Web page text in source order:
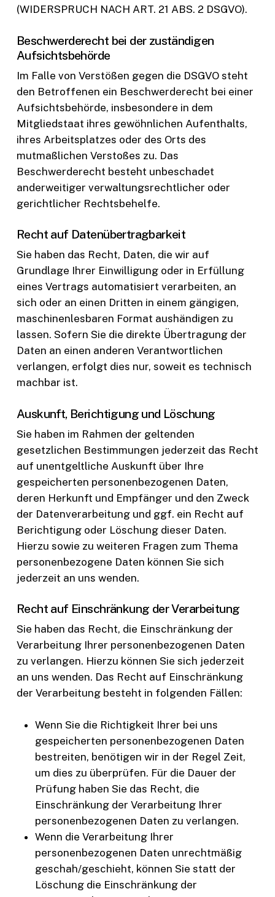
(WIDERSPRUCH NACH ART. 21 ABS. 2 DSGVO).
Beschwerde­recht bei der zuständigen
Aufsichts­behörde
Im Falle von Verstößen gegen die DSGVO steht
den Betroffenen ein Beschwerderecht bei einer
Aufsichtsbehörde, insbesondere in dem
Mitgliedstaat ihres gewöhnlichen Aufenthalts,
ihres Arbeitsplatzes oder des Orts des
mutmaßlichen Verstoßes zu. Das
Beschwerderecht besteht unbeschadet
anderweitiger verwaltungsrechtlicher oder
gerichtlicher Rechtsbehelfe.
Recht auf Daten­übertrag­barkeit
Sie haben das Recht, Daten, die wir auf
Grundlage Ihrer Einwilligung oder in Erfüllung
eines Vertrags automatisiert verarbeiten, an
sich oder an einen Dritten in einem gängigen,
maschinenlesbaren Format aushändigen zu
lassen. Sofern Sie die direkte Übertragung der
Daten an einen anderen Verantwortlichen
verlangen, erfolgt dies nur, soweit es technisch
machbar ist.
Auskunft, Berichtigung und Löschung
Sie haben im Rahmen der geltenden
gesetzlichen Bestimmungen jederzeit das Recht
auf unentgeltliche Auskunft über Ihre
gespeicherten personenbezogenen Daten,
deren Herkunft und Empfänger und den Zweck
der Datenverarbeitung und ggf. ein Recht auf
Berichtigung oder Löschung dieser Daten.
Hierzu sowie zu weiteren Fragen zum Thema
personenbezogene Daten können Sie sich
jederzeit an uns wenden.
Recht auf Einschränkung der Verarbeitung
Sie haben das Recht, die Einschränkung der
Verarbeitung Ihrer personenbezogenen Daten
zu verlangen. Hierzu können Sie sich jederzeit
an uns wenden. Das Recht auf Einschränkung
der Verarbeitung besteht in folgenden Fällen:
Wenn Sie die Richtigkeit Ihrer bei uns
gespeicherten personenbezogenen Daten
bestreiten, benötigen wir in der Regel Zeit,
um dies zu überprüfen. Für die Dauer der
Prüfung haben Sie das Recht, die
Einschränkung der Verarbeitung Ihrer
personenbezogenen Daten zu verlangen.
Wenn die Verarbeitung Ihrer
personenbezogenen Daten unrechtmäßig
geschah/geschieht, können Sie statt der
Löschung die Einschränkung der